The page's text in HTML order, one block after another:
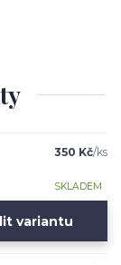
350 Kč/ks
SKLADEM
variantu